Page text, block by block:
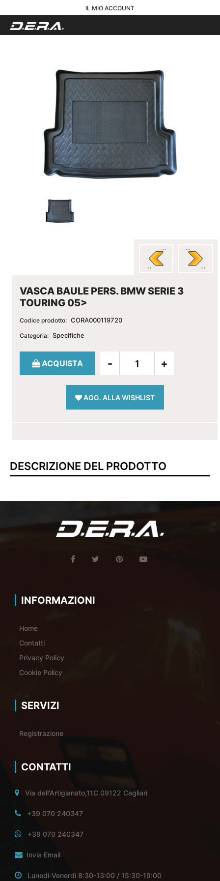
IL MIO ACCOUNT
VASCA BAULE PERS. BMW SERIE 3
TOURING 05>
Codice prodotto: CORA000119720
Categoria: Specifiche
Quantità
ACQUISTA
AGG. ALLA WISHLIST
DESCRIZIONE DEL PRODOTTO
INFORMAZIONI
Home
Contatti
Privacy Policy
Cookie Policy
SERVIZI
Registrazione
CONTATTI
Via dell'Artigianato,11C 09122 Cagliari
+39 070 240347
+39 070 240347
Invia Email
Lunedì-Venerdì 8:30-13:00 / 15:30-19:00